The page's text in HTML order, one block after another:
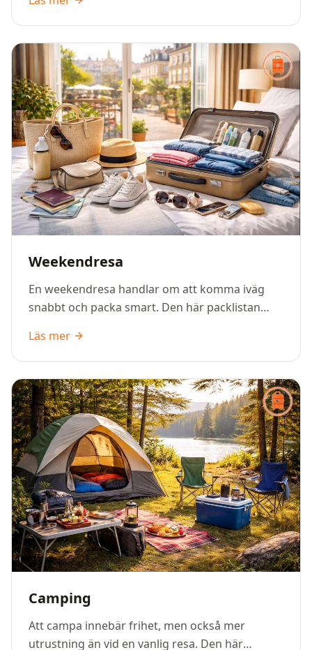
viktigaste för sol, bad och varma dagar, så att
du kan fokusera på ledighet istället.
Weekendresa
En weekendresa handlar om att komma iväg
snabbt och packa smart. Den här packlistan
dagar borta – utan att överpacka eller glömma
något som behövs.
Läs mer
Camping
Att campa innebär frihet, men också mer
utrustning än vid en vanlig resa. Den här